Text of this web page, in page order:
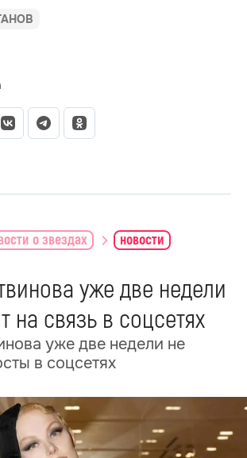
о звездах новости
уже две недели
на связь в соцсетях
уже две недели не
в соцсетях